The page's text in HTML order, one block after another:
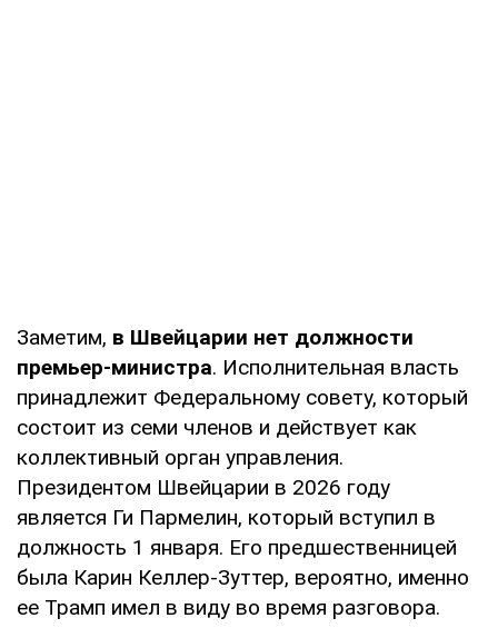
Заметим, в Швейцарии нет должности
премьер-министра. Исполнительная власть
принадлежит Федеральному совету, который
состоит из семи членов и действует как
коллективный орган управления.
Президентом Швейцарии в 2026 году
является Ги Пармелин, который вступил в
должность 1 января. Его предшественницей
была Карин Келлер-Зуттер, вероятно, именно
ее Трамп имел в виду во время разговора.